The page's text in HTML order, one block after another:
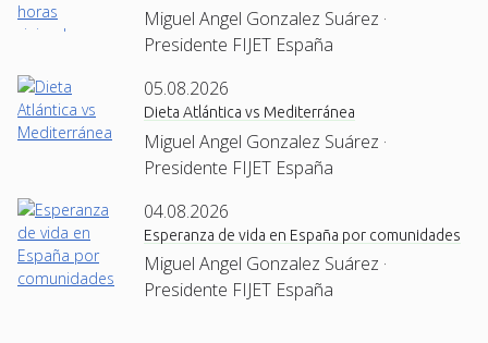
Miguel Angel Gonzalez Suárez ·
Presidente FIJET España
05.08.2026
Dieta Atlántica vs Mediterránea
Miguel Angel Gonzalez Suárez ·
Presidente FIJET España
04.08.2026
Esperanza de vida en España por comunidades
Miguel Angel Gonzalez Suárez ·
Presidente FIJET España